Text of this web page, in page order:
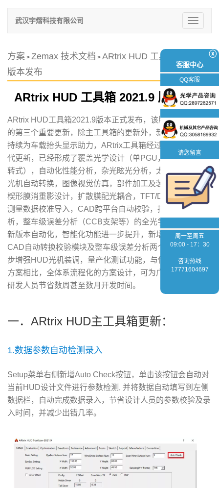
切
换
武汉宇熠科技有限公司
方案 > Zemax 技术文档 > ARtrix HUD 工具箱 2021.9
版本发布
ARtrix HUD 工具箱 2021.9 版本发布
ARtrix HUD工具箱2021.9版本正式发布，该版本是21版本
的第三个重要更新，除主工具箱的更新外，新增两个模块，
持续为车载抬头显示助力，ARtrix工具箱经过四年的持续迭
代更新，已经形成了覆盖光学设计（单PGU，双PGU，旋
转式），自动化性能分析，杂光眩光分析，太阳倒灌分析，
光机自动转换，图像视觉仿真，部件加工及装配公差分析，
楔形膜消重影设计，扩散膜配光耦合，TFT/DLP耦合，面型
测量数据校准导入，CAD跨平台自动校验，挡风玻璃分
析，整车级误差分析（CCB支架等）的全光学解决方案。
新版本自动化，智能化功能进一步提升，新增：跨平台
CAD自动转换校验模块及整车级误差分析两个模块，进一
步增强HUD光机装调，量产化测试功能，与传统光学软件
方案相比，全体系流程化的方案设计，可为广大HUD光机
研发人员节省数周甚至数月开发时间。
一．ARtrix HUD主工具箱更新：
1.数据参数自动检测录入
Setup菜单右侧新增Auto Check按钮，单击该按钮会自动对
当前HUD设计文件进行参数检测, 并将数据自动填写到左侧
数据栏，自动完成数据录入，节省设计人员的参数校验及录
入时间，并减少出错几率。
ⓧ
客服中心
QQ客服
请您留言
周一至周五
09:00 - 17：30
咨询热线
17771604697